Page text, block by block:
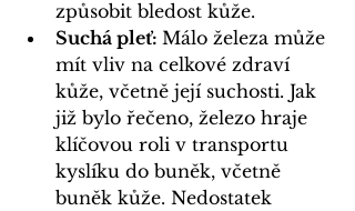
způsobit bledost kůže.
Suchá pleť: Málo železa může
mít vliv na celkové zdraví
kůže, včetně její suchosti. Jak
již bylo řečeno, železo hraje
klíčovou roli v transportu
kyslíku do buněk, včetně
buněk kůže. Nedostatek